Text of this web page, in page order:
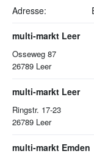
Adresse:
multi-markt Leer
Osseweg 87
26789 Leer
multi-markt Leer
Ringstr. 17-23
26789 Leer
multi-markt Emden